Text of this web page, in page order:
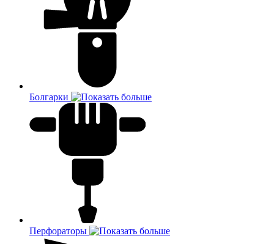
Болгарки
Перфораторы